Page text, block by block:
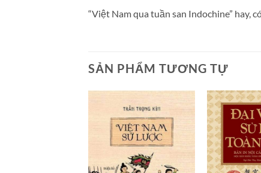
“Việt Nam qua tuần san Indochine” hay,
SẢN PHẨM TƯƠNG TỰ